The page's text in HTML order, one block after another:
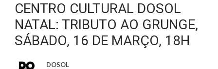
CENTRO CULTURAL DOSOL
NATAL: TRIBUTO AO GRUNGE,
SÁBADO, 16 DE MARÇO, 18H
DOSOL